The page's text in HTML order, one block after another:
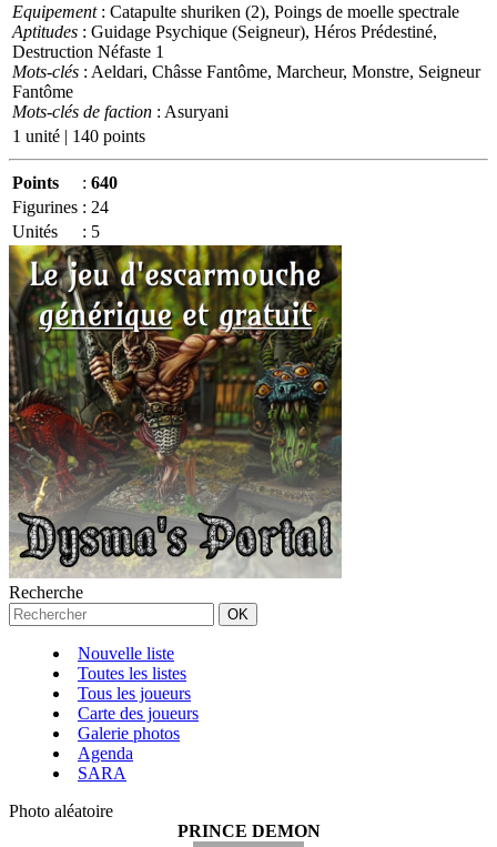
Equipement: Catapulte shuriken (2), Poings de moelle spectrale
Aptitudes : Guidage Psychique (Seigneur), Héros Prédestiné,
Destruction Néfaste 1
Mots-clés : Aeldari, Châsse Fantôme, Marcheur, Monstre, Seigneur
Fantôme
Mots-clés de faction : Asuryani
1 unité | 140 points
Points : 640
Figurines : 24
Unités
: 5
Recherche
Nouvelle liste
Toutes les listes
Tous les joueurs
Carte des joueurs
Galerie photos
Agenda
SARA
Photo aléatoire
PRINCE DEMON